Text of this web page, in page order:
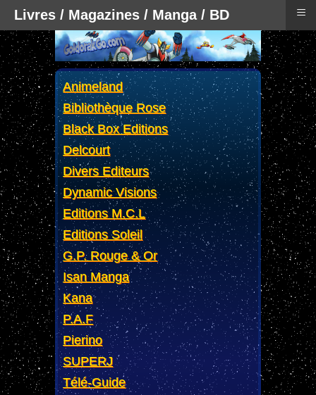
Animeland
Bibliothèque Rose
Black Box Editions
Delcourt
Divers Editeurs
Dynamic Visions
Editions M.C.L
Editions Soleil
G.P. Rouge & Or
Isan Manga
Kana
P.A.F
Pierino
SUPERJ
Télé-Guide
Livres / Magazines / Manga / BD ≡